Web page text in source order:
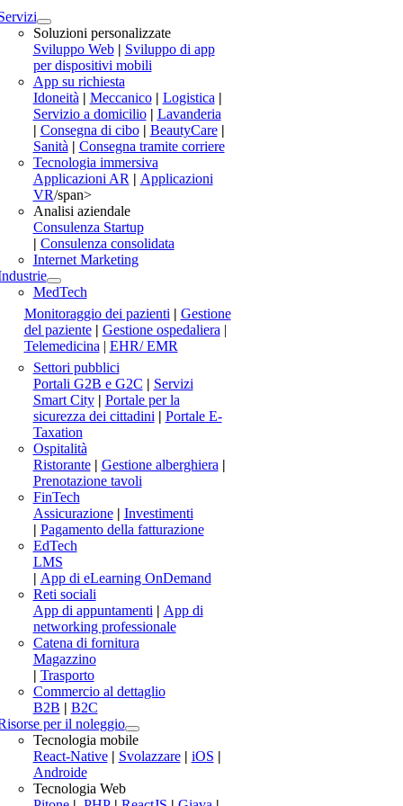
Soluzioni personalizzate
Sviluppo Web| Sviluppo di app
per dispositivi mobili
App su richiesta
Idoneità| Meccanico| Logistica|
Servizio a domicilio| Lavanderia
| Consegna di cibo | BeautyCare |
Sanità | Consegna tramite corriere
Tecnologia immersiva
Applicazioni AR| Applicazioni
VR/span>
Analisi aziendale
Consulenza Startup
| Consulenza consolidata
Internet Marketing
MedTech
Monitoraggio dei pazienti | Gestione
del paziente| Gestione ospedaliera |
Telemedicina| EHR/ EMR
Settori pubblici
Portali G2B e G2C | Servizi
Smart City| Portale per la
sicurezza dei cittadini| Portale E-
Taxation
Ospitalità
Ristorante| Gestione alberghiera|
Prenotazione tavoli
FinTech
Assicurazione| Investimenti
| Pagamento della fatturazione
EdTech
LMS
| App di eLearning OnDemand
Reti sociali
App di appuntamenti| App di
networking professionale
Catena di fornitura
Magazzino
| Trasporto
Commercio al dettaglio
B2B | B2C
per il noleggio
Tecnologia mobile
React-Native| Svolazzare| iOS |
Androide
Tecnologia Web